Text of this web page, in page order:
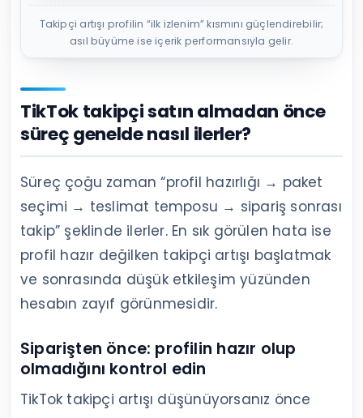
Takipçi artışı profilin “ilk izlenim” kısmını güçlendirebilir;
asıl büyüme ise içerik performansıyla gelir.
TikTok takipçi satın almadan önce
süreç genelde nasıl ilerler?
Süreç çoğu zaman “profil hazırlığı → paket
seçimi → teslimat temposu → sipariş sonrası
takip” şeklinde ilerler. En sık görülen hata ise
profil hazır değilken takipçi artışı başlatmak
ve sonrasında düşük etkileşim yüzünden
hesabın zayıf görünmesidir.
Siparişten önce: profilin hazır olup
olmadığını kontrol edin
TikTok takipçi artışı düşünüyorsanız önce